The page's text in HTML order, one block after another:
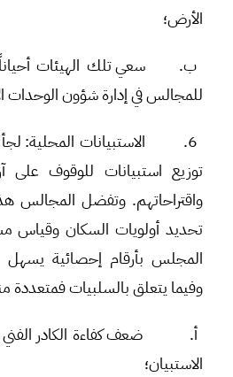
الأرض؛
ب‌. سعي تلك الهيئات
للمجالس في إدارة شؤون الوحدات
الاستبيانات المحلية:
توزيع استبيانات للوقوف على
واقتراحاتهم. وتفضل المجالس
تحديد أولويات السكان وقياس
المجلس بأرقام إحصائية يسهل
وفيما يتعلق بالسلبيات فمتعددة
أ‌. ضعف كفاءة الكادر
الاستبيان؛